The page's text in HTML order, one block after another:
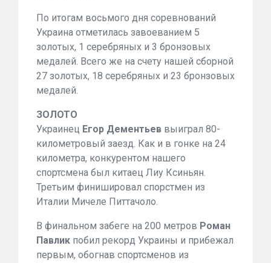
По итогам восьмого дня соревнований
Украина отметилась завоеванием 5
золотых, 1 серебряных и 3 бронзовых
медалей. Всего же на счету нашей сборной
27 золотых, 18 серебряных и 23 бронзовых
медалей.
ЗОЛОТО
Украинец Егор Дементьев выиграл 80-
километровый заезд. Как и в гонке на 24
километра, конкурентом нашего
спортсмена был китаец Лиу Ксиньян.
Третьим финишировал спорстмен из
Италии Мичеле Питтачоло.
В финальном забеге на 200 метров Роман
Павлик побил рекорд Украины и прибежал
первым, обогнав спортсменов из